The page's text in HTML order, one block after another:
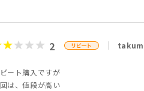
2
ート購入ですが
は、値段が高い